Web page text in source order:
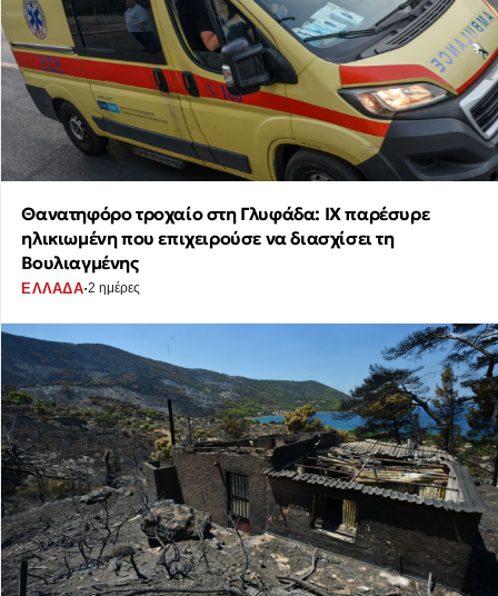
Θανατηφόρο τροχαίο στη Γλυφάδα: ΙΧ παρέσυρε
ηλικιωμένη που επιχειρούσε να διασχίσει τη
Βουλιαγμένης
ΕΛΛΑΔΑ·2 ημέρες